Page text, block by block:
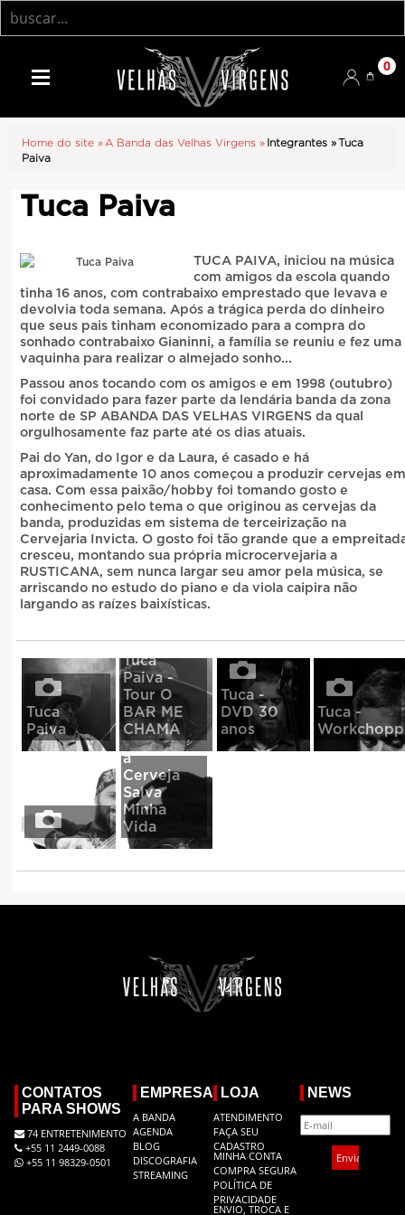
0
Home do site » A Banda das Velhas Virgens » Integrantes» Tuca
Paiva
Tuca Paiva
TUCA PAIVA, iniciou na música
com amigos da escola quando
tinha 16 anos, com contrabaixo emprestado que levava e
devolvia toda semana. Após a trágica perda do dinheiro
que seus pais tinham economizado para a compra do
sonhado contrabaixo Gianinni, a família se reuniu e fez uma
vaquinha para realizar o almejado sonho...
Passou anos tocando com os amigos e em 1998 (outubro)
foi convidado para fazer parte da lendária banda da zona
norte de SP ABANDA DAS VELHAS VIRGENS da qual
orgulhosamente faz parte até os dias atuais.
Pai do Yan, do Igor e da Laura, é casado e há
aproximadamente 10 anos começou a produzir cervejas
casa. Com essa paixão/hobby foi tomando gosto e
conhecimento pelo tema o que originou as cervejas da
banda, produzidas em sistema de terceirização na
Cervejaria Invicta. O gosto foi tão grande que a
cresceu, montando sua própria microcervejaria a
RUSTICANA, sem nunca largar seu amor pela música, se
arriscando no estudo do piano e da viola caipira não
largando as raízes baixísticas.
Tuca
Paiva
Tuca
Paiva -
Tour O
BAR ME
CHAMA
Tuca -
DVD 30
anos
Tuca -
Workchopp
Tour
Todos
os Dias
a
Cerveja
Salva
Minha
Vida
CONTATOS
PARA SHOWS
74 ENTRETENIMENTO
+55 11 2449-0088
+55 11 98329-0501
EMPRESA
A BANDA
AGENDA
BLOG
DISCOGRAFIA
STREAMING
LOJA
ATENDIMENTO
FAÇA SEU
CADASTRO
MINHA CONTA
COMPRA SEGURA
POLÍTICA DE
PRIVACIDADE
ENVIO, TROCA E
NEWS